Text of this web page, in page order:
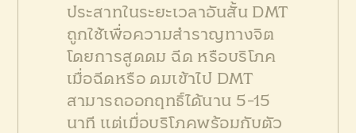
ประสาทในระยะเวลาอันสั้น DMT
ถูกใช้เพื่อความสำราญทางจิต
โดยการสูดดม ฉีด หรือบริโภค
เมื่อฉีดหรือ ดมเข้าไป DMT
สามารถออกฤทธิ์ได้นาน 5-15
นาที แต่เมื่อบริโภคพร้อมกับตัว